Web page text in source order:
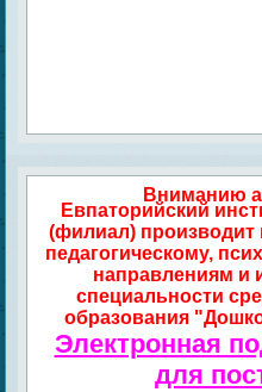
Вниманию
Евпаторийский
(филиал) производит
педагогическому,
направлениям и
специальности
образования
Электронная
для